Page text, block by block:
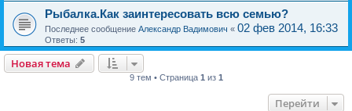
Рыбалка.Как заинтересовать всю семью?
Последнее сообщение Александр Вадимович « 02 фев 2014, 16:33
Ответы: 5
Новая тема
9 тем • Страница 1 из 1
Перейти